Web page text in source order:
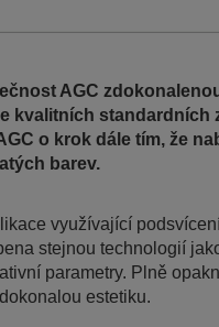
AGC
kvalitních standardních
o krok dále tím, že
barev.
využívající
stejnou technologií
parametry. Plně
estetiku.